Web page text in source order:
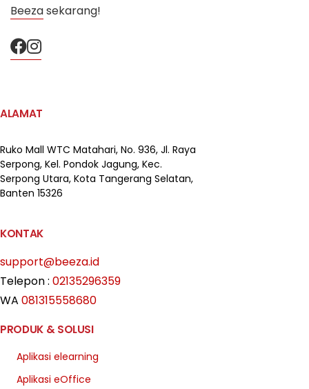
Beezasekarang!
ALAMAT
Ruko Mall WTC Matahari, No. 936, Jl. Raya
Serpong, Kel. Pondok Jagung, Kec.
Serpong Utara, Kota Tangerang Selatan,
Banten 15326
KONTAK
support@beeza.id
Telepon : 02135296359
WA 081315558680
PRODUK & SOLUSI
Aplikasi elearning
Aplikasi eOffice